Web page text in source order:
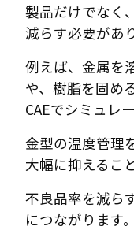
製品だけでなく
減らす必要があ
例えば、金属を
や、樹脂を固め
CAEでシミュレ
金型の温度管理
大幅に抑えるこ
不良品率を減ら
につながります。